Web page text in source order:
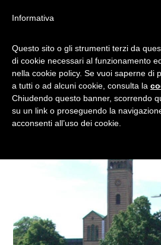
BELLEZZE IN
A BERLINO!
Informativa
Questo sito o gli strumenti terzi da
di cookie necessari al funzionamento
nella cookie policy. Se vuoi saperne di
a tutti o ad alcuni cookie, consulta la
Chiudendo questo banner, scorrendo
su un link o proseguendo la
acconsenti all’uso dei cookie.